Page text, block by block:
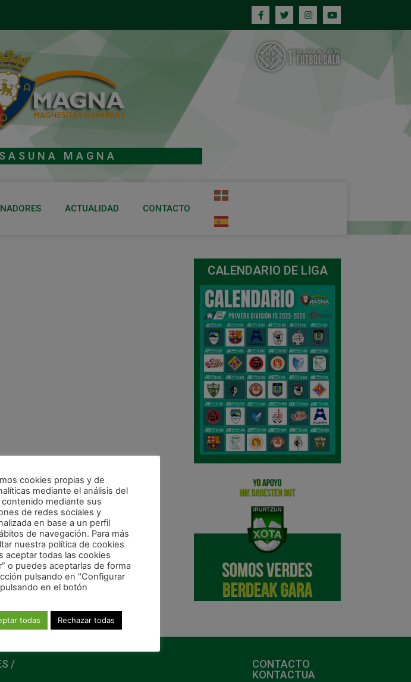
MAGNA
ACTUALIDAD CONTACTO
CALENDARIO DE LIGA
/
CONTACTO
KONTACTUA
cookies propias y de
mediante el análisis del
mediante sus
de redes sociales y
en base a un perfil
de navegación. Para más
nuestra política de cookies
aceptar todas las cookies
o puedes aceptarlas de forma
pulsando en "Configurar
en el botón
todas Rechazar todas